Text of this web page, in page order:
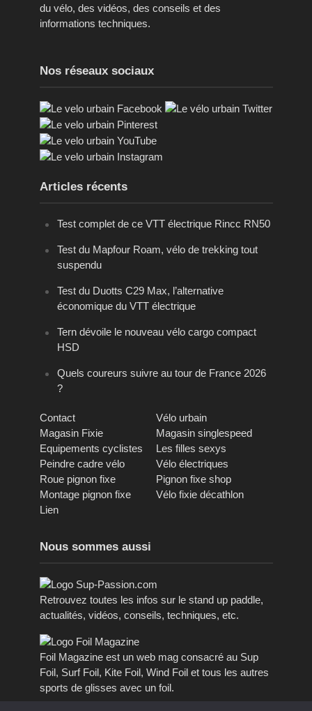
du vélo, des vidéos, des conseils et des
informations techniques.
Nos réseaux sociaux
Articles récents
Test complet de ce VTT électrique Rincc RN50
Test du Mapfour Roam, vélo de trekking tout
suspendu
Test du Duotts C29 Max, l’alternative
économique du VTT électrique
Tern dévoile le nouveau vélo cargo compact
HSD
Quels coureurs suivre au tour de France 2026
?
Contact
Vélo urbain
Magasin Fixie
Magasin singlespeed
Equipements cyclistes
Les filles sexys
Peindre cadre vélo
Vélo électriques
Roue pignon fixe
Pignon fixe shop
Montage pignon fixe
Vélo fixie décathlon
Lien
Nous sommes aussi
Retrouvez toutes les infos sur le stand up paddle,
actualités, vidéos, conseils, techniques, etc.
Foil Magazine est un web mag consacré au Sup
Foil, Surf Foil, Kite Foil, Wind Foil et tous les autres
sports de glisses avec un foil.